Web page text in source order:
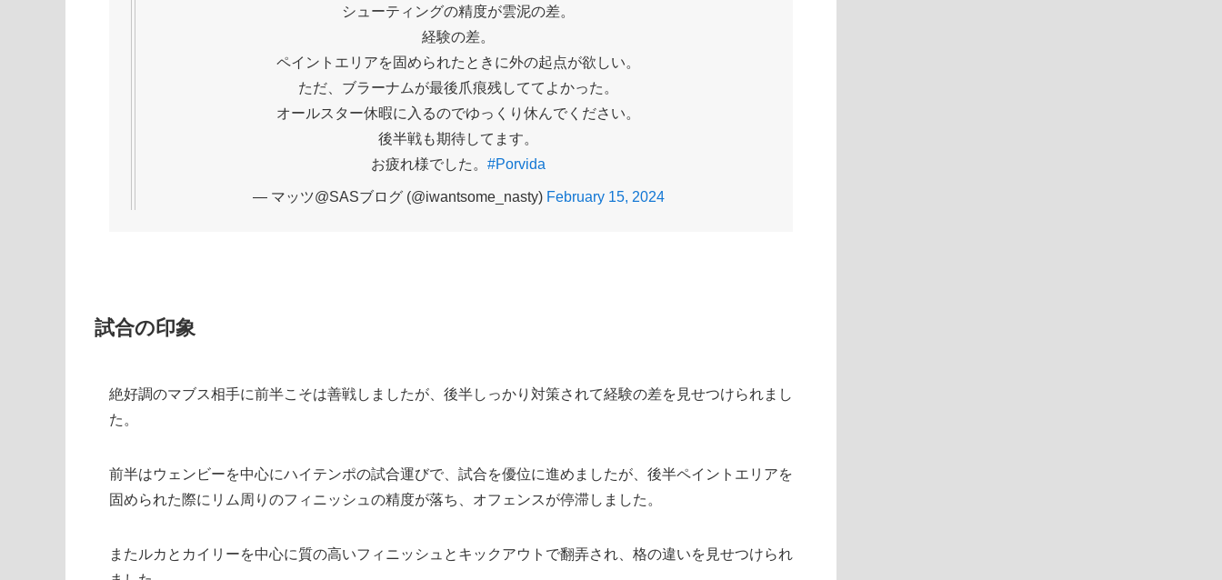
シューティングの精度が雲泥の差。
経験の差。
ペイントエリアを固められたときに外の起点が欲しい。
ただ、ブラーナムが最後爪痕残しててよかった。
オールスター休暇に入るのでゆっくり休んでください。
後半戦も期待してます。
お疲れ様でした。 #Porvida
— マッツ@SASブログ (@iwantsome_nasty) February 15, 2024
試合の印象
絶好調のマブス相手に前半こそは善戦しましたが、後半しっかり対策されて経験の差を見せつけられまし
た。
前半はウェンビーを中心にハイテンポの試合運びで、試合を優位に進めましたが、後半ペイントエリアを
固められた際にリム周りのフィニッシュの精度が落ち、オフェンスが停滞しました。
またルカとカイリーを中心に質の高いフィニッシュとキックアウトで翻弄され、格の違いを見せつけられ